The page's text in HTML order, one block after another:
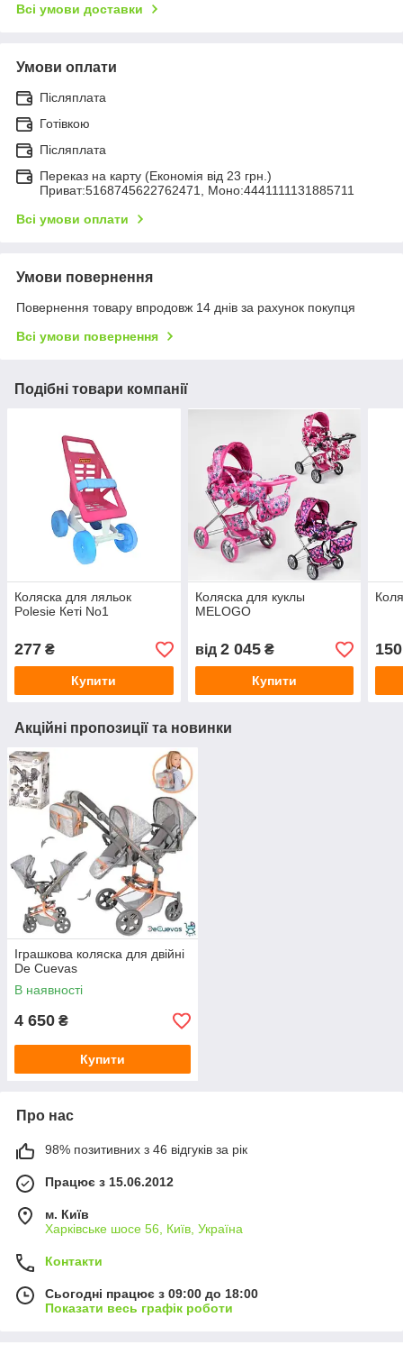
Всі умови доставки
Умови оплати
Післяплата
Готівкою
Післяплата
Переказ на карту (Економія від 23 грн.)
Приват:5168745622762471, Моно:4441111131885711
Всі умови оплати
Умови повернення
Повернення товару впродовж 14 днів за рахунок покупця
Всі умови повернення
Подібні товари компанії
Коляска для ляльок
Polesie Кеті No1
277 ₴
Купити
Коляска для куклы
MELOGO
від 2 045₴
Купити
150
Акційні пропозиції та новинки
Іграшкова коляска для двійні
De Cuevas
В наявності
4 650 ₴
Купити
Про нас
98% позитивних з 46 відгуків за рік
Працює з 15.06.2012
м. Київ
Харківське шосе 56, Київ, Україна
Контакти
Сьогодні працює з 09:00 до 18:00
Показати весь графік роботи